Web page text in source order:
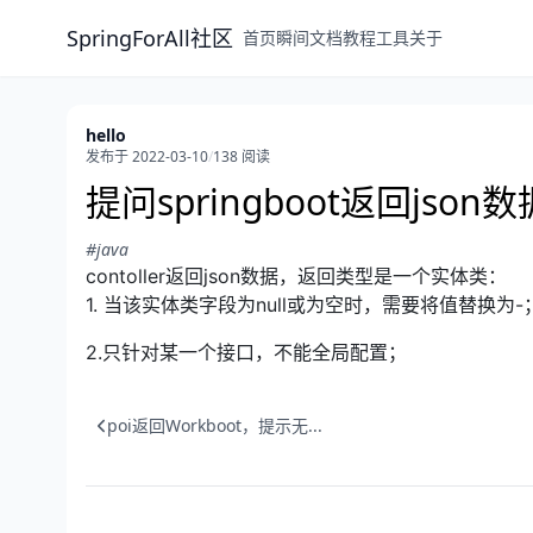
SpringForAll社区 首页瞬间文档教程工具关于
hello
发布于 2022-03-10/138 阅读
提问springboot返回json数
#java
contoller返回json数据，返回类型是一个实体类：
1. 当该实体类字段为null或为空时，需要将值替换为-
2.只针对某一个接口，不能全局配置；
poi返回Workboot，提示无...